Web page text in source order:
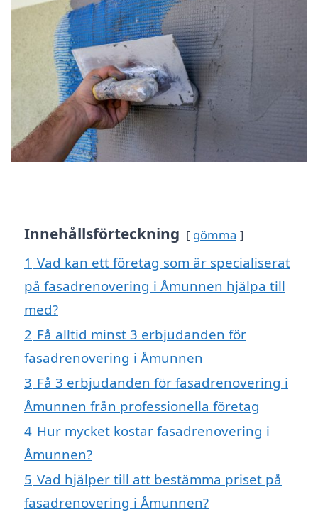
Innehållsförteckning gömma
1 Vad kan ett företag som är specialiserat
på fasadrenovering i Åmunnen hjälpa till
med?
2 Få alltid minst 3 erbjudanden för
fasadrenovering i Åmunnen
3 Få 3 erbjudanden för fasadrenovering i
Åmunnen från professionella företag
4 Hur mycket kostar fasadrenovering i
Åmunnen?
5 Vad hjälper till att bestämma priset på
fasadrenovering i Åmunnen?